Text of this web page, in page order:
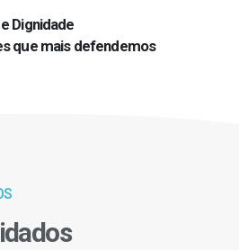
Dignidade
que mais defendemos